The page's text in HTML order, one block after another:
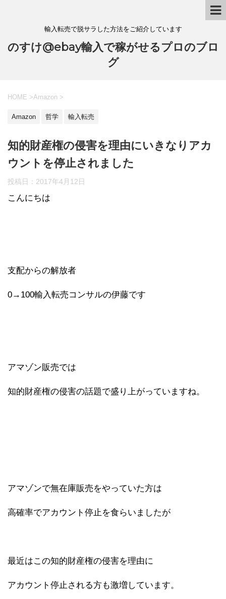
輸入転売で脱サラした方法をご紹介しています
のすけ@ebay輸入で稼がせるプロのブロ
グ
HOME >Amazon >
Amazon 哲学 輸入転売
知的財産権の侵害を理由にいきなりアカ
ウントを停止されました
投稿日： 2017年4月12日
こんにちは
支配からの解放者
0→100輸入転売コンサルの伊藤です
アマゾン販売では
知的財産権の侵害の話題で盛り上がっていますね。
アマゾンで無在庫販売をやっていた方は
高確率でアカウント停止を食らいましたが
最近はこの知的財産権の侵害を理由に
アカウント停止される方も激増しています。